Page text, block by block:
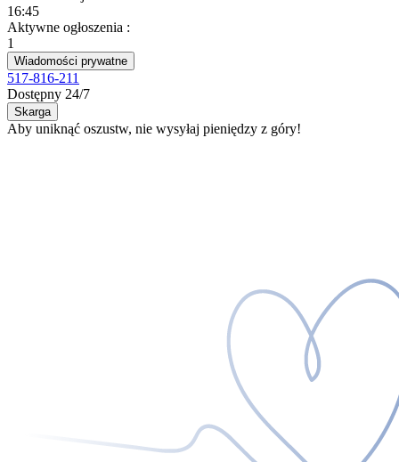
16:45
Aktywne ogłoszenia :
1
Wiadomości prywatne
517-816-211
Dostępny 24/7
Skarga
Aby uniknąć oszustw, nie wysyłaj pieniędzy z góry!